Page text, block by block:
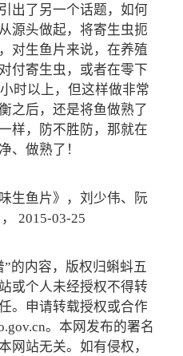
出了另一个话题，如何
源头做起，将寄生虫扼
对生鱼片来说，在养殖
付寄生虫，或者在零下
时以上，但这样做非常
之后，还是将鱼做熟了
样，防不胜防，那就在
、做熟了！
鱼片》，刘少伟、阮
2015-03-25
的内容，版权归蝌蚪五
或个人未经授权不得转
。申请转载授权或合作
。本网发布的署名
网站无关。如有侵权，